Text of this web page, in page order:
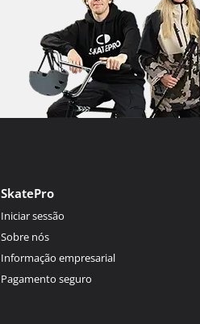
SkatePro
Iniciar sessão
Sobre nós
Informação empresarial
Pagamento seguro